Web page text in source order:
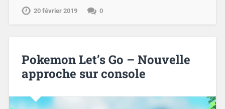
20 février 2019 0
Pokemon Let’s Go – Nouvelle
approche sur console